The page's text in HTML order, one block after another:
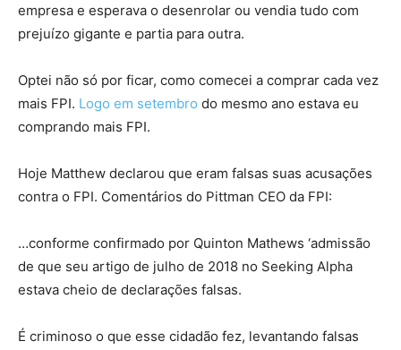
empresa e esperava o desenrolar ou vendia tudo com
prejuízo gigante e partia para outra.
Optei não só por ficar, como comecei a comprar cada vez
mais FPI. Logo em setembro do mesmo ano estava eu
comprando mais FPI.
Hoje Matthew declarou que eram falsas suas acusações
contra o FPI. Comentários do Pittman CEO da FPI:
…conforme confirmado por Quinton Mathews ‘admissão
de que seu artigo de julho de 2018 no Seeking Alpha
estava cheio de declarações falsas.
É criminoso o que esse cidadão fez, levantando falsas